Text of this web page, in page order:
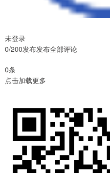
未登录
0/200发布发布全部评论
0条
点击加载更多